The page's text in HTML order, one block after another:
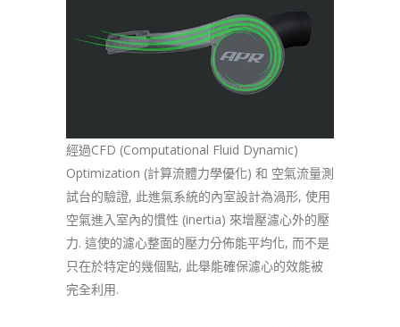
經過CFD (Computational Fluid Dynamic)
Optimization (計算流體力學優化) 和 空氣流量測
試台的驗證, 此進氣系統的內室設計為渦形, 使用
空氣進入室內的慣性 (inertia) 來增壓濾心外的壓
力. 這使的濾心整面的壓力分佈能平均化, 而不是
只在於特定的幾個點, 此舉能確保濾心的效能被
完全利用.